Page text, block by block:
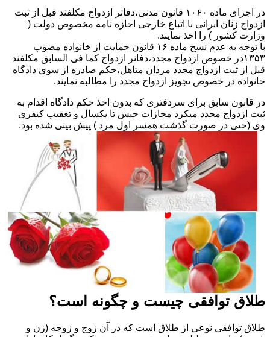
در اجرای ماده ۱۰۶۰ قانون مدنی،دفاتر ازدواج مکلفند قبل از ثبت
ازدواج زنان ایرانی با اتباع خارجی اجازه نامه مخصوص دولت (
وزارت کشور ) را اخذ نمایند.
با توجه به عدم نسخ ماده ۱۶ قانون حمایت از خانواده مصوب
۱۳۵۳در خصوص ازدواج مجدد،دفانر ازدواج کما فی السابق مکلفند
قبل از ثبت ازدواج مجدد مردان متاهل،حکم صادره از سوی دادگاه
خانواده در خصوص تجویز ازدواج مجدد را مطالبه نمایند.
در قانون سابق برای سردفتری که بدون اخذ حکم دادگاه اقدام به
ثبت ازدواج مجدد میکرد مجازات حبس تا یکسال و تعقیب کیفری
وی (حتی در صورت گذشت همسر اول مرد ) پیش بینی شده بود.
طلاق توافقی چیست و چگونه است؟
طلاق توافقی نوعی از طلاق است که در آن زوج و زوجه (زن و